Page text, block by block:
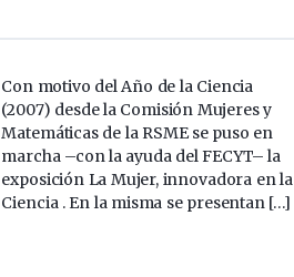
Con motivo del Año de la Ciencia
(2007) desde la Comisión Mujeres y
Matemáticas de la RSME se puso en
marcha –con la ayuda del FECYT– la
exposición La Mujer, innovadora en la
Ciencia . En la misma se presentan […]